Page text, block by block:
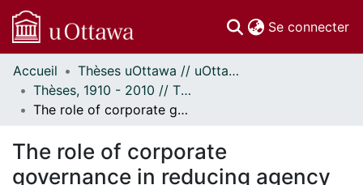
Se connecter
Communautés
et collections
Parcourir
À propos
Accueil
Thèses uOttawa // uOttawa Theses
Thèses, 1910 - 2010 // Theses, 1910 - 2010
The role of corporate governance in reducing agency problems and assisting directors in the discharge of their fiduciary duties
The role of corporate
governance in reducing agency